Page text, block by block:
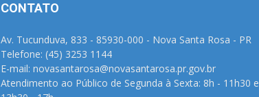
CONTATO
Av. Tucunduva, 833 - 85930-000 - Nova Santa Rosa - PR
Telefone: (45) 3253 1144
E-mail: novasantarosa@novasantarosa.pr.gov.br
Atendimento ao Público de Segunda à Sexta: 8h - 11h30 e